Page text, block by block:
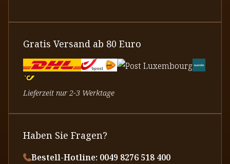
Gratis Versand ab 80 Euro
Lieferzeit nur 2-3 Werktage
Haben Sie Fragen?
Bestell-Hotline: 0049 8276 518 400